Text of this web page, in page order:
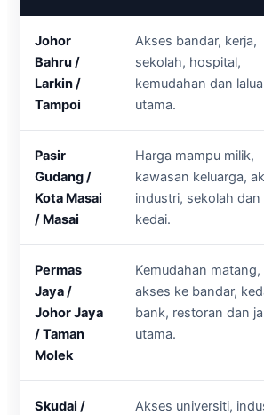
Johor
Bahru /
Larkin /
Tampoi
Akses bandar, kerja,
sekolah, hospital,
kemudahan dan
utama.
Pasir
Gudang /
Kota Masai
/ Masai
Harga mampu milik,
kawasan keluarga,
industri, sekolah dan
kedai.
Permas
Jaya /
Johor Jaya
/ Taman
Molek
Kemudahan matang,
akses ke bandar,
bank, restoran dan
utama.
Skudai /
Akses universiti,